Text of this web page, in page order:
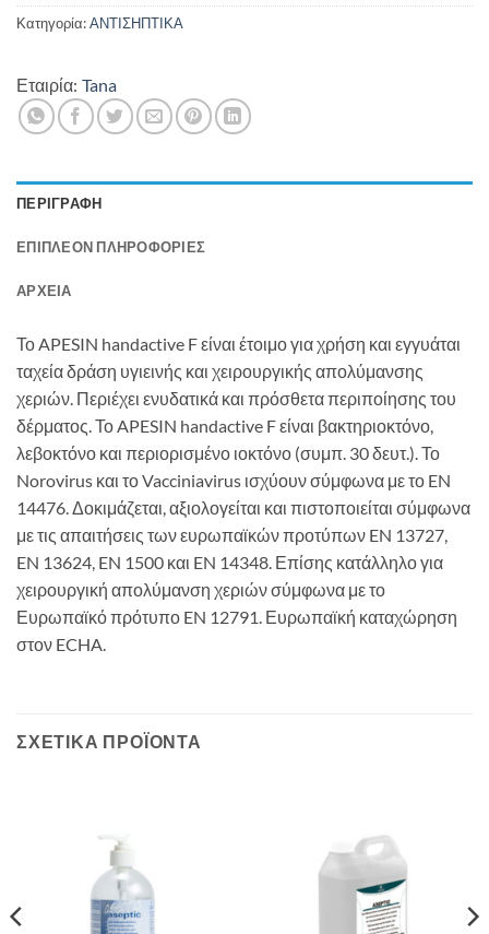
Κατηγορία:ΑΝΤΙΣΗΠΤΙΚΑ
Εταιρία: Tana
ΠΕΡΙΓΡΑΦΉ
ΕΠΙΠΛΈΟΝ ΠΛΗΡΟΦΟΡΊΕΣ
ΑΡΧΕΊΑ
Το APESIN handactive F είναι έτοιμο για χρήση και εγγυάται
ταχεία δράση υγιεινής και χειρουργικής απολύμανσης
χεριών. Περιέχει ενυδατικά και πρόσθετα περιποίησης του
δέρματος. Το APESIN handactive F είναι βακτηριοκτόνο,
λεβοκτόνο και περιορισμένο ιοκτόνο (συμπ. 30 δευτ.). Το
Norovirus και το Vacciniavirus ισχύουν σύμφωνα με το EN
14476. Δοκιμάζεται, αξιολογείται και πιστοποιείται σύμφωνα
με τις απαιτήσεις των ευρωπαϊκών προτύπων EN 13727,
EN 13624, EN 1500 και EN 14348. Επίσης κατάλληλο για
χειρουργική απολύμανση χεριών σύμφωνα με το
Ευρωπαϊκό πρότυπο EN 12791. Ευρωπαϊκή καταχώρηση
στον ECHA.
ΣΧΕΤΙΚΆ ΠΡΟΪΌΝΤΑ